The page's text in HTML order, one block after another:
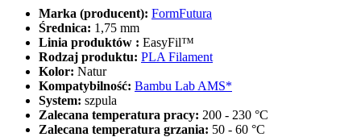
Marka (producent): FormFutura
Średnica: 1,75 mm
Linia produktów : EasyFil™
Rodzaj produktu: PLA Filament
Kolor: Natur
Kompatybilność: Bambu Lab AMS*
System: szpula
Zalecana temperatura pracy: 200 - 230 °C
Zalecana temperatura grzania: 50 - 60 °C